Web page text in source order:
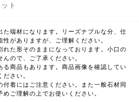
ト
た端材になります。リーズナブルな分、仕
がありますが、ご理解ください。
れた形そのままになっております。小口の
ので、ご了承ください。
る商品もあります。商品画像を確認してい
さい。
付着にはご注意ください。また一般石材同
ご理解の上でお使いください。